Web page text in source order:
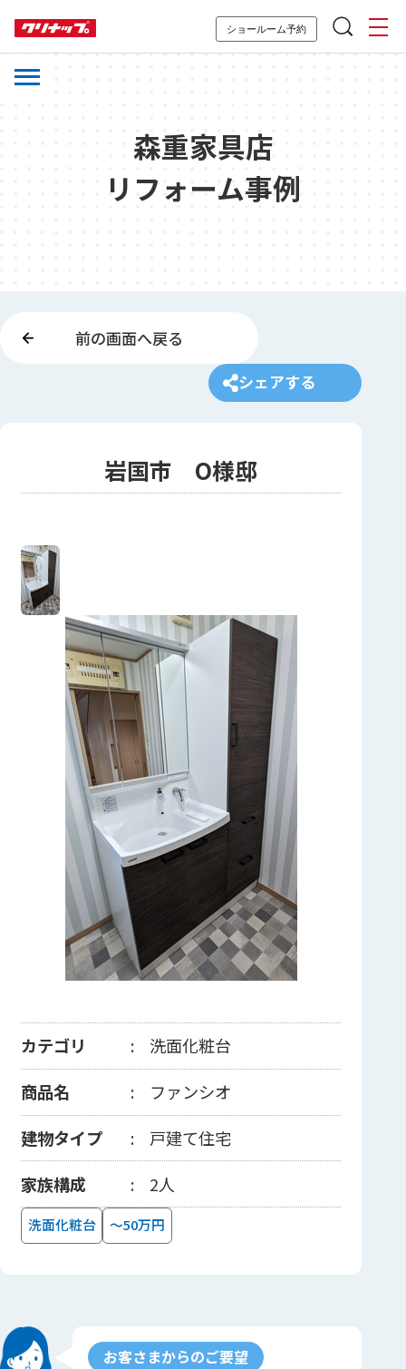
ショールーム予約
森重家具店
リフォーム事例
前の画面へ戻る
シェアする
岩国市 O様邸
カテゴリ
洗面化粧台
商品名
ファンシオ
建物タイプ
戸建て住宅
家族構成
2人
洗面化粧台 ～50万円
お客さまからのご要望